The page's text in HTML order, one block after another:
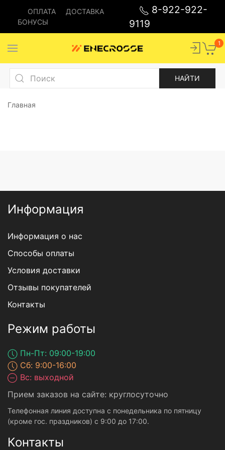
ОПЛАТА
ДОСТАВКА
БОНУСЫ
8-922-922-
9119
1
Главная
Информация
Информация о нас
Способы оплаты
Условия доставки
Отзывы покупателей
Контакты
Режим работы
Пн-Пт: 09:00-19:00
Сб: 9:00-16:00
Вс: выходной
Прием заказов на сайте: круглосуточно
Телефонная линия доступна с понедельника по пятницу
(кроме гос. праздников) с 9:00 до 17:00.
Контакты